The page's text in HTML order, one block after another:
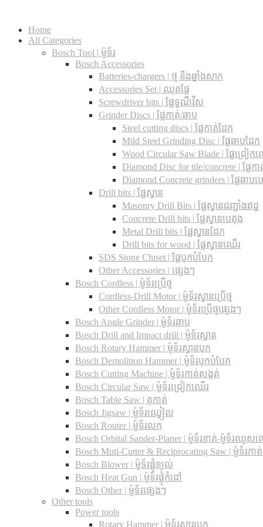
Home
All Categories
Bosch Tool | ម៉ូទ័រ
Bosch Accessories
Batteries-chargers | ថ្ម និងឆ្នាំងសាក
Accessories Set | ឈុតផ្លែ
Screwdriver bits | ផ្លែទួណឺវីស
Grinder Discs |​ ផ្លែកាត់/ឆាប
Steel cutting discs |​ ផ្លែកាត់ដែក
Mild Steel Grinding Disc | ផ្លែឆាបដែក
Wood Circular Saw Blade | ផ្លែជ្រៀក
Diamond Disc for tile/concrete​ | ផ្លែកា
Diamond Concrete grinders | ផ្លែឆាបប
Drill bits |​ ផ្លែស្វាន
Masonry Drill Bits |​ ផ្លែស្វានជញ្ជាំងឥដ្ឋ
Concrete Drill bits |​ ផ្លែស្វានបេតុង
Metal Drill bits |​ ផ្លែស្វានដែក
Drill bits for wood |​ ផ្លែស្វានឈើរ
SDS Stone Chiset |​ ផ្លែបុកបំបែក
Other Accessories | ផ្សេងៗ
Bosch Cordless | ម៉ូទ័រប្រើថ្ម
Cordless-Drill Motor | ម៉ូទ័រស្វានប្រើថ្ម
Other Cordless Motor | ម៉ូទ័រប្រើថ្មផ្សេងៗ
Bosch Angle Grinder | ម៉ូទ័រឆាប
Bosch Drill and Impact drill | ម៉ូទ័រស្វាន
Bosch Rotary Hammer | ម៉ូទ័រស្វានបុក
Bosch Demolition Hammer | ម៉ូទ័របុកបំបែក
Bosch Cutting Machine | ម៉ូទ័រកាត់សង្កត់
Bosch Circular Saw | ម៉ូទ័រជ្រៀកឈើរ
Bosch Table Saw | តុកាត់
Bosch Jigsaw | ម៉ូទ័រឈ្វៀល
Bosch Router | ម៉ូទ័រលក
Bosch Orbital Sander-Planer​ | ម៉ូទ័រខាត់-ម៉ូទ័រឈូស
Bosch Muti-Cutter & Reciprocating Saw​ | ម៉ូទ័រកា
Bosch Blower | ម៉ូទ័រផ្លុំខ្យល់
Bosch Heat Gun | ម៉ូទ័រផ្លុំកំដៅ
Bosch Other | ម៉ូទ័រផ្សេងៗ
Other tools
Power tools
Rotary Hammer | ម៉ូទ័រស្វានបុក